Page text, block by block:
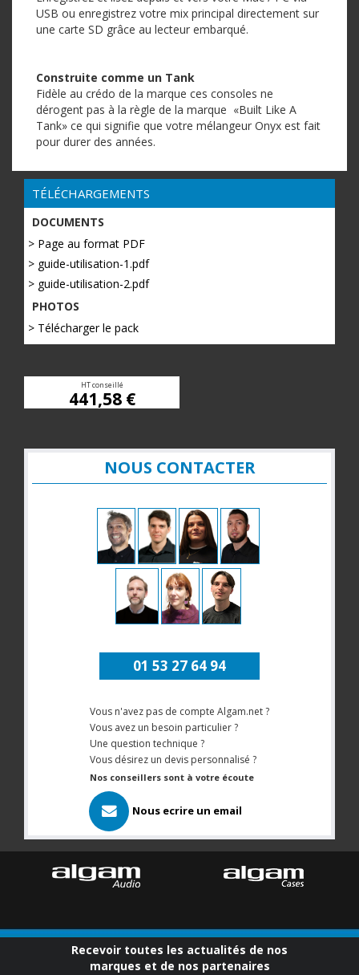
USB ou enregistrez votre mix principal directement sur
une carte SD grâce au lecteur embarqué.
Construite comme un Tank
Fidèle au crédo de la marque ces consoles ne
dérogent pas à la règle de la marque «Built Like A
Tank» ce qui signifie que votre mélangeur Onyx est fait
pour durer des années.
TÉLÉCHARGEMENTS
DOCUMENTS
> Page au format PDF
> guide-utilisation-1.pdf
> guide-utilisation-2.pdf
PHOTOS
> Télécharger le pack
HT conseillé
441,58 €
NOUS CONTACTER
01 53 27 64 94
Vous n'avez pas de compte Algam.net ?
Vous avez un besoin particulier ?
Une question technique ?
Vous désirez un devis personnalisé ?
Nos conseillers sont à votre écoute
Nous ecrire un email
Recevoir toutes les actualités de nos
marques et de nos partenaires